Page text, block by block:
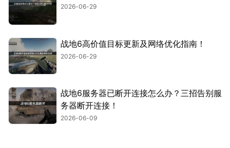
2026-06-29
战地6高价值目标更新及网络优化指南！
2026-06-29
战地6服务器已断开连接怎么办？三招告别服
务器断开连接！
2026-06-09